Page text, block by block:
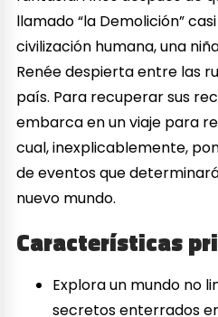
llamado “la Demolición”
civilización humana, una
Renée despierta entre las
país. Para recuperar sus
embarca en un viaje para
cual, inexplicablemente,
de eventos que
nuevo mundo.
Características
Explora un mundo no
secretos enterrados